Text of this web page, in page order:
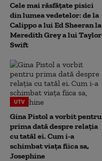
Cele mai răsfățate pisici
din lumea vedetelor: de la
Calippo a lui Ed Sheeran la
Meredith Grey a lui Taylor
Swift
UTV
Gina Pistol a vorbit pentru
prima dată despre relația
cu tatăl ei. Cum i-a
schimbat viața fiica sa,
Josephine